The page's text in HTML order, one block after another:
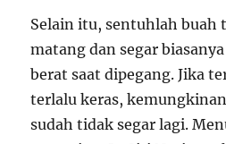
Selain itu, sentuhlah buah
matang dan segar
berat saat dipegang. Jika
terlalu keras,
sudah tidak segar lagi.